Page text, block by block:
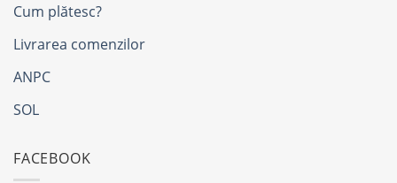
Cum plătesc?
Livrarea comenzilor
ANPC
SOL
FACEBOOK